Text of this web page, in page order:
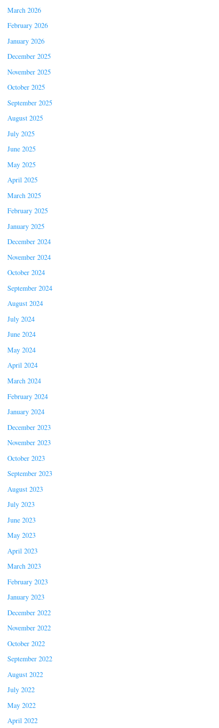
March 2026
February 2026
January 2026
December 2025
November 2025
October 2025
September 2025
August 2025
July 2025
June 2025
May 2025
April 2025
March 2025
February 2025
January 2025
December 2024
November 2024
October 2024
September 2024
August 2024
July 2024
June 2024
May 2024
April 2024
March 2024
February 2024
January 2024
December 2023
November 2023
October 2023
September 2023
August 2023
July 2023
June 2023
May 2023
April 2023
March 2023
February 2023
January 2023
December 2022
November 2022
October 2022
September 2022
August 2022
July 2022
May 2022
April 2022